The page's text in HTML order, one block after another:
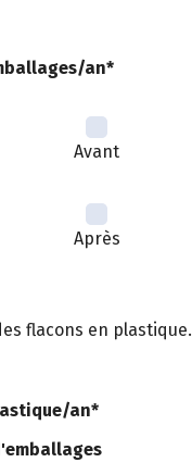
an*
Avant
Après
flacons en plastique.
an*